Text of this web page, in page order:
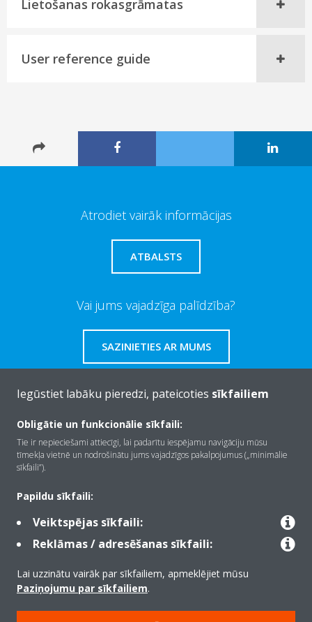
Lietošanas rokasgrāmatas
User reference guide
Atrodiet vairāk informācijas
ATBALSTS
Vai jums vajadzīga palīdzība?
SAZINIETIES AR MUMS
Par Daikin
Kontaktinformācija
Produkti
Iegūstiet labāku pieredzi, pateicoties sīkfailiem
Obligātie un funkcionālie sīkfaili:
Tie ir nepieciešami attiecīgi, lai padarītu iespējamu navigāciju mūsu
tīmekļa vietnē un nodrošinātu jums vajadzīgos pakalpojumus („minimālie
sīkfaili”).
Papildu sīkfaili:
Veiktspējas sīkfaili:
Reklāmas / adresēšanas sīkfaili:
Lai uzzinātu vairāk par sīkfailiem, apmeklējiet mūsu
Paziņojumu par sīkfailiem.